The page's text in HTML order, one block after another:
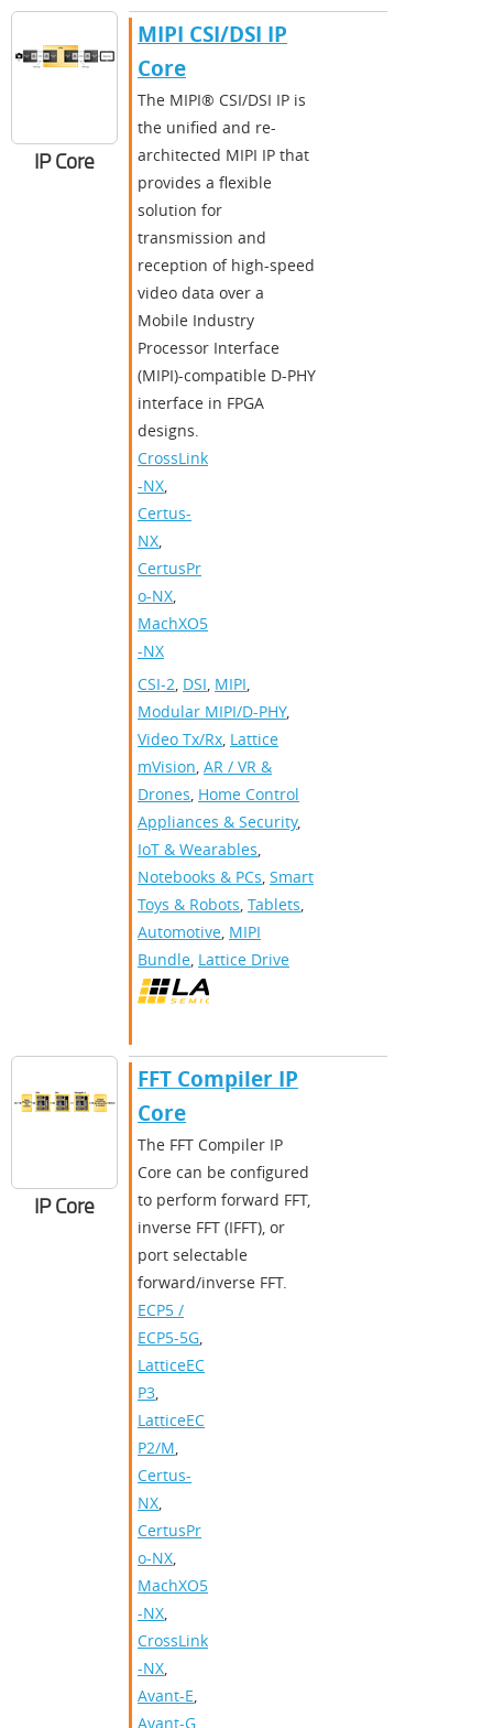
IP Core
MIPI CSI/DSI IP
Core
The MIPI® CSI/DSI IP is
the unified and re-
architected MIPI IP that
provides a flexible
solution for
transmission and
reception of high-speed
video data over a
Mobile Industry
Processor Interface
(MIPI)-compatible D-PHY
interface in FPGA
designs.
CrossLink
-NX,
Certus-
NX,
CertusPr
o-NX,
MachXO5
-NX
CSI-2, DSI, MIPI,
Modular MIPI/D-PHY,
Video Tx/Rx, Lattice
mVision, AR / VR &
Drones, Home Control
Appliances & Security,
IoT & Wearables,
Notebooks & PCs, Smart
Toys & Robots, Tablets,
Automotive, MIPI
Bundle, Lattice Drive
IP Core
FFT Compiler IP
Core
The FFT Compiler IP
Core can be configured
to perform forward FFT,
inverse FFT (IFFT), or
port selectable
forward/inverse FFT.
ECP5 /
ECP5-5G,
LatticeEC
P3,
LatticeEC
P2/M,
Certus-
NX,
CertusPr
o-NX,
MachXO5
-NX,
CrossLink
-NX,
Avant-E,
Avant-G